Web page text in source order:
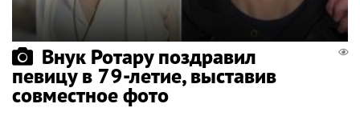
Внук Ротару поздравил
певицу в 79-летие, выставив
совместное фото